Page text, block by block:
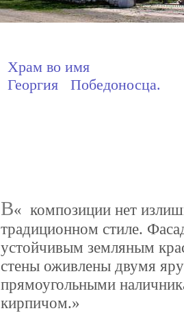
Храм во имя
Георгия Победоносца.
В
композиции нет
традиционном стиле.
устойчивым земляным
стены оживлены двумя
прямоугольными
кирпичом.